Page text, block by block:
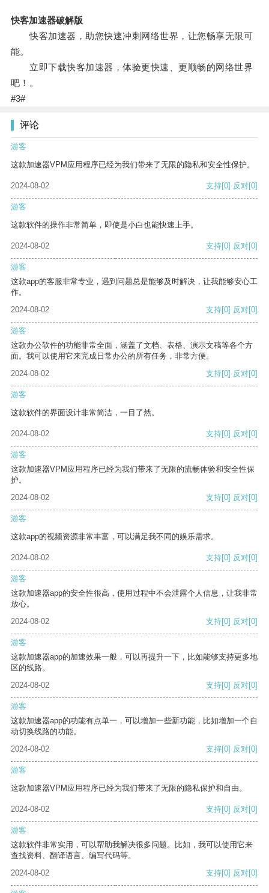
快客加速器破解版
快客加速器，助您快速冲刺网络世界，让您畅享无限可
能。
立即下载快客加速器，体验更快速、更顺畅的网络世界
吧！。
#3#
评论
游客
这款加速器VPM应用程序已经为我们带来了无限的隐私和安全性保护。
2024-08-02 支持[0] 反对[0]
游客
这款软件的操作非常简单，即使是小白也能快速上手。
2024-08-02 支持[0] 反对[0]
游客
这款app的客服非常专业，遇到问题总是能够及时解决，让我能够安心工
作。
2024-08-02
支持[0] 反对[0]
游客
这款办公软件的功能非常全面，涵盖了文档、表格、演示文稿等各个方
面。我可以使用它来完成日常办公的所有任务，非常方便。
2024-08-02
支持[0] 反对[0]
游客
这款软件的界面设计非常简洁，一目了然。
2024-08-02 支持[0] 反对[0]
游客
这款加速器VPM应用程序已经为我们带来了无限的流畅体验和安全性保
护。
2024-08-02
支持[0] 反对[0]
游客
这款app的视频资源非常丰富，可以满足我不同的娱乐需求。
2024-08-02 支持[0] 反对[0]
游客
这款加速器app的安全性很高，使用过程中不会泄露个人信息，让我非常
放心。
2024-08-02
支持[0] 反对[0]
游客
这款加速器app的加速效果一般，可以再提升一下，比如能够支持更多地
区的线路。
2024-08-02
支持[0] 反对[0]
游客
这款加速器app的功能有点单一，可以增加一些新功能，比如增加一个自
动切换线路的功能。
2024-08-02
支持[0] 反对[0]
游客
这款加速器VPM应用程序已经为我们带来了无限的隐私保护和自由。
2024-08-02 支持[0] 反对[0]
游客
这款软件非常实用，可以帮助我解决很多问题。比如，我可以使用它来
查找资料、翻译语言、编写代码等。
2024-08-02
支持[0] 反对[0]